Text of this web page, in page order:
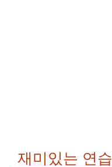
재미있는 연